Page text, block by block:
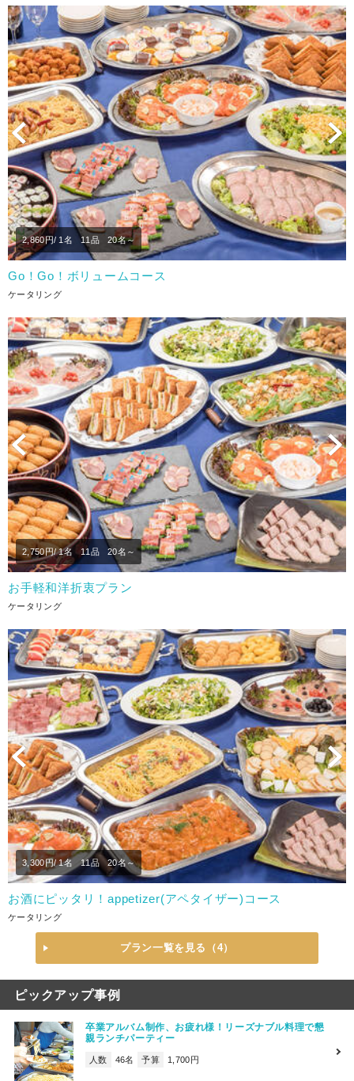
Previous
2,860円/ 1名 11品 20名～
Go！Go！ボリュームコース
ケータリング
Previous
2,750円/ 1名 11品 20名～
お手軽和洋折衷プラン
ケータリング
Previous
3,300円/ 1名 11品 20名～
お酒にピッタリ！appetizer(アペタイザー)コース
ケータリング
プラン一覧を見る（4）
ピックアップ事例
卒業アルバム制作、お疲れ様！リーズナブル料理で懇
親ランチパーティー
人数 46名 予算 1,700円